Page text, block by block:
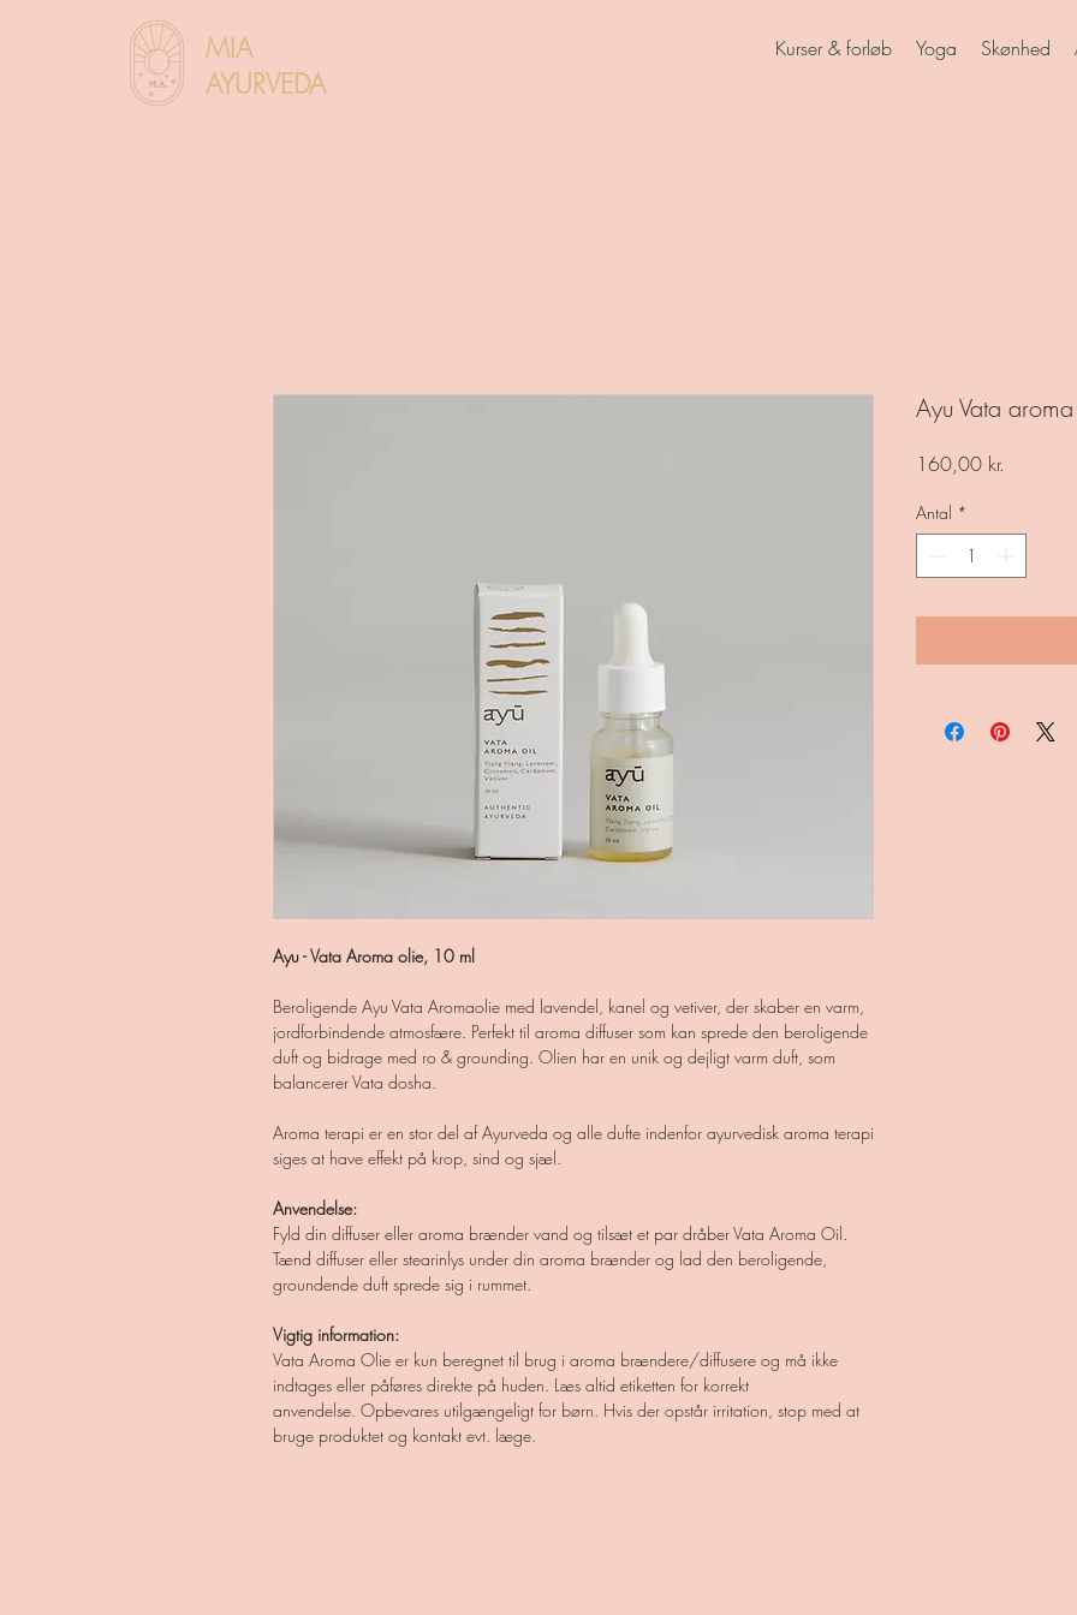
MIA
AYURVEDA
Kurser & forløb Yoga Skønhed
Ayu - Vata Aroma olie, 10 ml
Beroligende Ayu Vata Aromaolie med lavendel, kanel og vetiver, der skaber en varm,
jordforbindende atmosfære. Perfekt til aroma diffuser som kan sprede den beroligende
duft og bidrage med ro & grounding. Olien har en unik og dejligt varm duft, som
balancerer Vata dosha.
Aroma terapi er en stor del af Ayurveda og alle dufte indenfor ayurvedisk aroma terapi
siges at have effekt på krop, sind og sjæl.
Anvendelse:
Fyld din diffuser eller aroma brænder vand og tilsæt et par dråber Vata Aroma Oil.
Tænd diffuser eller stearinlys under din aroma brænder og lad den beroligende,
groundende duft sprede sig i rummet.
Vigtig information:
Vata Aroma Olie er kun beregnet til brug i aroma brændere/diffusere og må ikke
indtages eller påføres direkte på huden. Læs altid etiketten for korrekt
anvendelse. Opbevares utilgængeligt for børn. Hvis der opstår irritation, stop med at
bruge produktet og kontakt evt. læge.
Ayu Vata
160,00 kr.
Antal *